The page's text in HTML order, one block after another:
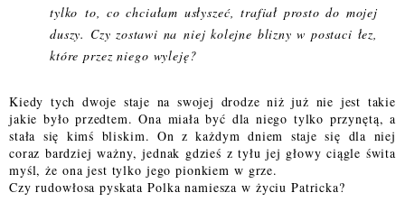
tylko to, co chciałam usłyszeć, trafiał prosto do mojej
duszy. Czy zostawi na niej kolejne blizny w postaci łez,
które przez niego wyleję?
Kiedy tych dwoje staje na swojej drodze niż już nie jest takie
jakie było przedtem. Ona miała być dla niego tylko przynętą, a
stała się kimś bliskim. On z każdym dniem staje się dla niej
coraz bardziej ważny, jednak gdzieś z tyłu jej głowy ciągle świta
myśl, że ona jest tylko jego pionkiem w grze.
Czy rudowłosa pyskata Polka namiesza w życiu Patricka?